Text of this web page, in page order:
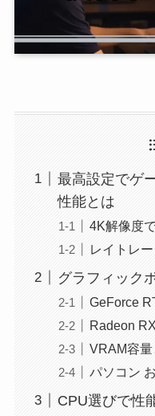
最高設定でゲ
性能とは
4K解像度
レイトレ
グラフィック
GeForce
Radeon
VRAM容
パソコン
CPU選びで性